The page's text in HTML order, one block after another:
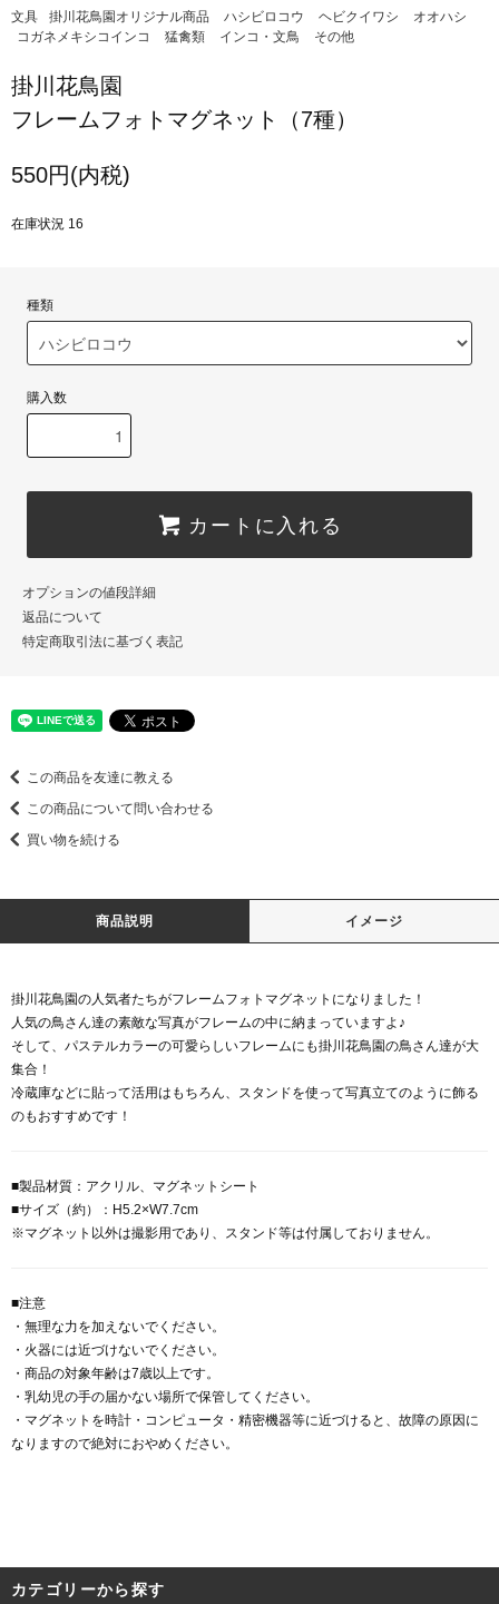
文具 掛川花鳥園オリジナル商品 ハシビロコウ ヘビクイワシ
オオハシ
コガネメキシコインコ
猛禽類 インコ・文鳥 その他
掛川花鳥園
フレームフォトマグネット（7種）
550円(内税)
在庫状況 16
種類
購入数
カートに入れる
オプションの値段詳細
返品について
特定商取引法に基づく表記
この商品を友達に教える
この商品について問い合わせる
買い物を続ける
商品説明 イメージ
掛川花鳥園の人気者たちがフレームフォトマグネットになりました！
人気の鳥さん達の素敵な写真がフレームの中に納まっていますよ♪
そして、パステルカラーの可愛らしいフレームにも掛川花鳥園の鳥さん達が大
集合！
冷蔵庫などに貼って活用はもちろん、スタンドを使って写真立てのように飾る
のもおすすめです！
■製品材質：アクリル、マグネットシート
■サイズ（約）：H5.2×W7.7cm
※マグネット以外は撮影用であり、スタンド等は付属しておりません。
■注意
・無理な力を加えないでください。
・火器には近づけないでください。
・商品の対象年齢は7歳以上です。
・乳幼児の手の届かない場所で保管してください。
・マグネットを時計・コンピュータ・精密機器等に近づけると、故障の原因に
なりますので絶対におやめください。
カテゴリーから探す